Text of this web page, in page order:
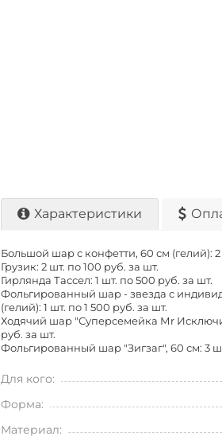
Характеристики
Большой шар с конфетти, 60 см (гелий):
Грузик: 2 шт. по 100 руб. за шт.
Гирлянда Тассел: 1 шт. по 500 руб. за шт.
Фольгированный шар - звезда с
(гелий): 1 шт. по 1 500 руб. за шт.
Ходячий шар "Суперсемейка Мr
руб. за шт.
Фольгированный шар "Зигзаг", 60 см: 3
Для кого:
Форма:
Материал: